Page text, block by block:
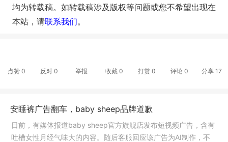
均为转载稿。如转载稿涉及版权等问题或您不希望出现在
本站，请联系我们。
点赞 0 反对 0 举报 收藏 0 打赏 0 评论 0 分享 17
安睡裤广告翻车，baby sheep品牌道歉
日前，有媒体报道baby sheep官方旗舰店发布短视频广告，含有
吐槽女性月经气味大的内容。随后客服回应该广告为AI制作，不